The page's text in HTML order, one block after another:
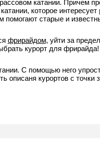
катании. Причем
которое интересует
помогают старые и
фрирайдом, уйти за
курорт для
С помощью него
курортов с точки